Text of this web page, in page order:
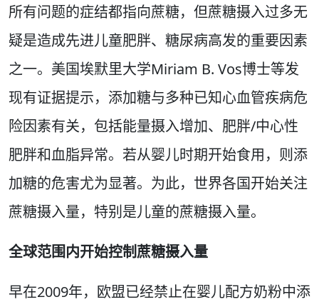
所有问题的症结都指向蔗糖，但蔗糖摄入过多无
疑是造成先进儿童肥胖、糖尿病高发的重要因素
之一。美国埃默里大学Miriam B. Vos博士等发
现有证据提示，添加糖与多种已知心血管疾病危
险因素有关，包括能量摄入增加、肥胖/中心性
肥胖和血脂异常。若从婴儿时期开始食用，则添
加糖的危害尤为显著。为此，世界各国开始关注
蔗糖摄入量，特别是儿童的蔗糖摄入量。
全球范围内开始控制蔗糖摄入量
早在2009年，欧盟已经禁止在婴儿配方奶粉中添